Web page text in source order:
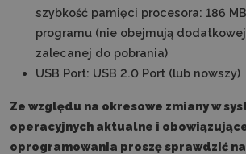
szybkość pamięci procesora: 186
programu (nie obejmują
zalecanej do pobrania)
USB Port: USB 2.0 Port (lub nowszy)
Ze względu na okresowe zmiany w
operacyjnych aktualne i
oprogramowania proszę sprawdzić